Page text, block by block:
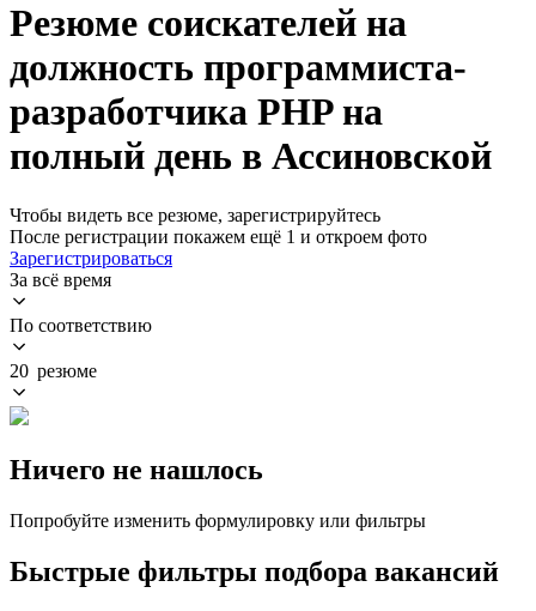
Резюме соискателей на
должность программиста-
разработчика PHP на
полный день в Ассиновской
Чтобы видеть все резюме, зарегистрируйтесь
После регистрации покажем ещё 1 и откроем фото
Зарегистрироваться
За всё время
По соответствию
20 резюме
Ничего не нашлось
Попробуйте изменить формулировку или фильтры
Быстрые фильтры подбора вакансий